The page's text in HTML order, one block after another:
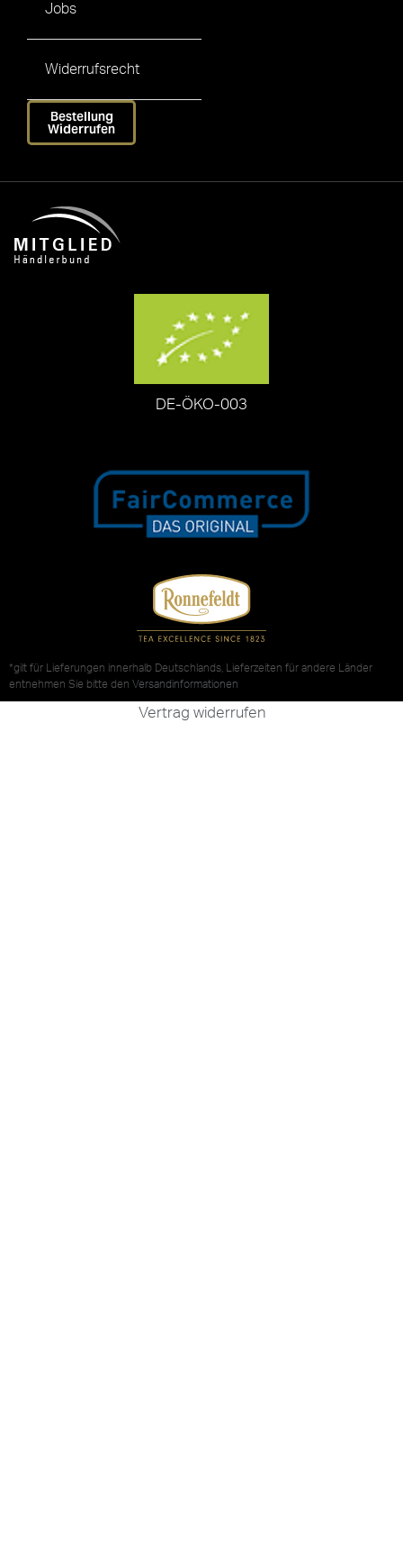
Jobs
Widerrufsrecht
Bestellung
Widerrufen
DE-ÖKO-003
*gilt für Lieferungen innerhalb Deutschlands, Lieferzeiten für andere Länder
entnehmen Sie bitte den Versandinformationen
Vertrag widerrufen